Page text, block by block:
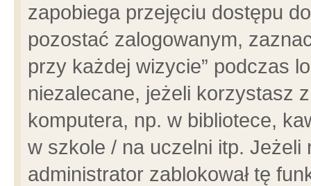
zapobiega przejęciu dostępu
pozostać zalogowanym,
przy każdej wizycie” podczas
niezalecane, jeżeli korzystasz
komputera, np. w bibliotece,
w szkole / na uczelni itp.
administrator zablokował tę